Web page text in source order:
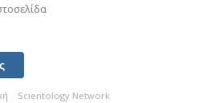
Scientology Network